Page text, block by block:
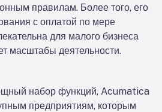
правилам. Более того, его
с оплатой по мере
для малого бизнеса
масштабы деятельности.
набор функций, Acumatica
предприятиям, которым